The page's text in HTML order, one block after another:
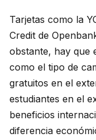
Tarjetas como la
Credit de
obstante, hay que
como el tipo de
gratuitos en el
estudiantes en el
beneficios
diferencia